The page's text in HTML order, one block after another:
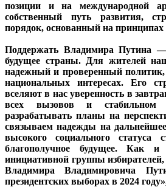
позиции и на международной
собственный путь развития,
порядок, основанный на принципах
Поддержать Владимира Путина —
будущее страны. Для жителей
надежный и проверенный
национальных интересах. Его
вселяют в нас уверенность в
всех вызовов и стабильном
разрабатывать планы на
связываем надежды на
высокого социального
благополучное будущее. Как и
инициативной группы
Владимира Владимировича
президентских выборах в 2024